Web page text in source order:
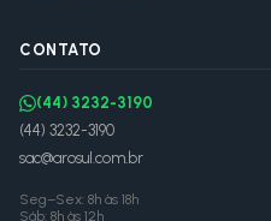
CONTATO
(44) 3232-3190
(44) 3232-3190
sac@arosul.com.br
Seg–Sex: 8h às 18h
Sáb: 8h às 12h